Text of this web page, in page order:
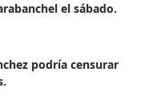
el sábado.
podría censurar